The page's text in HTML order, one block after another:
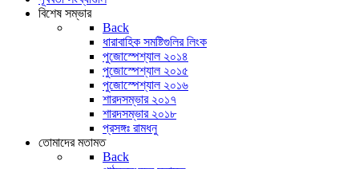
বিশেষ সম্ভার
Back
ধারাবাহিক সমষ্টিগুলির লিংক
পুজোস্পেশ্যাল ২০১৪
পুজোস্পেশ্যাল ২০১৫
পুজোস্পেশ্যাল ২০১৬
শারদসম্ভার ২০১৭
শারদসম্ভার ২০১৮
প্রসঙ্গঃ রামধনু
তোমাদের মতামত
Back